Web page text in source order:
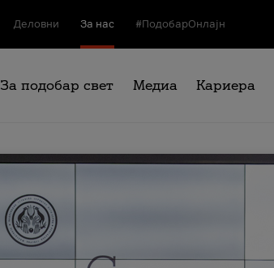
Деловни За нас #ПодобарОнлајн
За подобар свет Медиа Кариера